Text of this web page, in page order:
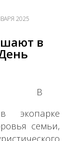
2025
в
В
экопарке
семьи,